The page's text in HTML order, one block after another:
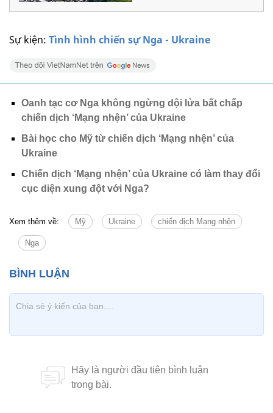
Sự kiện: Tình hình chiến sự Nga - Ukraine
Oanh tạc cơ Nga không ngừng dội lửa bất chấp
chiến dịch ‘Mạng nhện’ của Ukraine
Bài học cho Mỹ từ chiến dịch ‘Mạng nhện’ của
Ukraine
Chiến dịch ‘Mạng nhện’ của Ukraine có làm thay đổi
cục diện xung đột với Nga?
Xem thêm về: Mỹ Ukraine chiến dịch Mạng nhện
Nga